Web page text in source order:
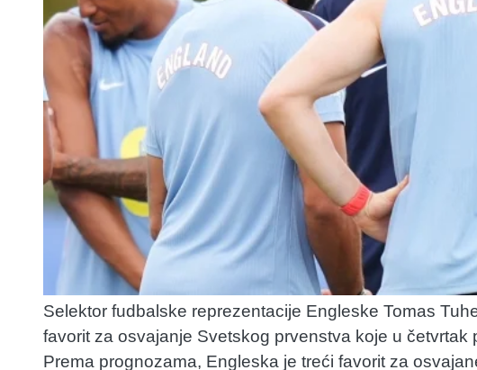
Selektor fudbalske reprezentacije Engleske Tomas
favorit za osvajanje Svetskog prvenstva koje u četvrtak
Prema prognozama, Engleska je treći favorit za